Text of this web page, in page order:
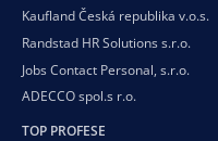
Kaufland Česká republika v.o.s.
Randstad HR Solutions s.r.o.
Jobs Contact Personal, s.r.o.
ADECCO spol.s r.o.
TOP PROFESE